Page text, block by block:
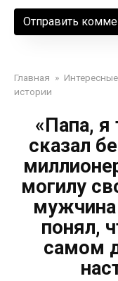
Главная »
истории
«Папа,
сказал
могилу
понял,
самом